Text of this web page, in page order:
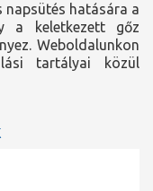
napsütés hatására a
a keletkezett gőz
Weboldalunkon
tartályai közül